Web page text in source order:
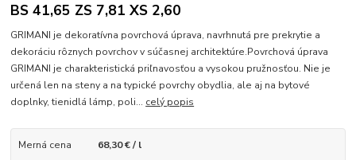
BS 41,65 ZS 7,81 XS 2,60
GRIMANI je dekoratívna povrchová úprava, navrhnutá pre prekrytie a
dekoráciu rôznych povrchov v súčasnej architektúre.Povrchová úprava
GRIMANI je charakteristická priľnavosťou a vysokou pružnosťou. Nie je
určená len na steny a na typické povrchy obydlia, ale aj na bytové
doplnky, tienidlá lámp, poli... celý popis
Merná cena
68,30 € / l